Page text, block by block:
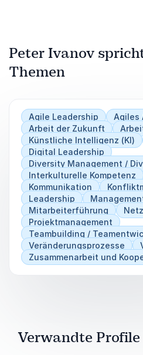
Peter Ivanov
Themen
Agile Leadership Agiles
Arbeit der Zukunft
Künstliche Intelligenz (KI)
Digital Leadership
Diversity Management /
Interkulturelle Kompetenz
Kommunikation
Leadership
Mitarbeiterführung
Projektmanagement
Teambuilding /
Veränderungsprozesse
Zusammenarbeit und
Verwandte Profile